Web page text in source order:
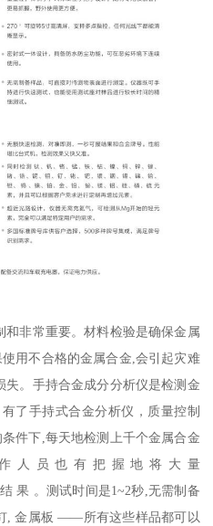
非常重要。材料检验是确保金属
用不合格的金属合金,会引起灾难
。手持合金成分分析仪是检测金
了手持式合金分析仪，质量控制
件下,每天地检测上千个金属合金
人员也有把握地将大量
果 。测试时间是1~2秒,无需制备
, 金属板 ——所有这些样品都可以